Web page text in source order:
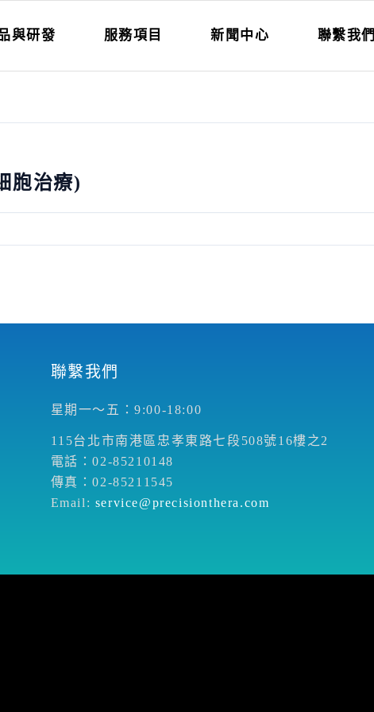
與研發 服務項目 新聞中心 聯繫我們
胞治療)
聯繫我們
星期一～五：9:00-18:00
115台北市南港區忠孝東路七段508號16樓之2
電話：02-85210148
傳真：02-85211545
Email: service@precisionthera.com